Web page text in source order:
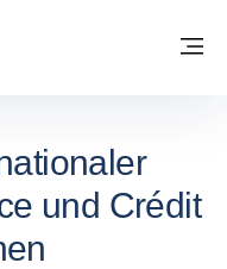
- WEBSEITE DER
und Crédit